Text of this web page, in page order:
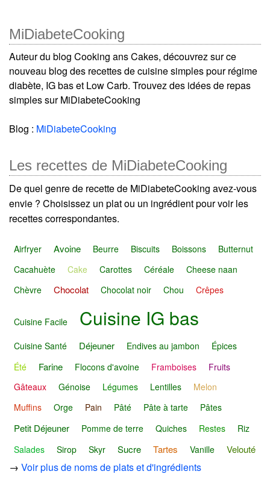
MiDiabeteCooking
Auteur du blog Cooking ans Cakes, découvrez sur ce
nouveau blog des recettes de cuisine simples pour régime
diabète, IG bas et Low Carb. Trouvez des idées de repas
simples sur MiDiabeteCooking
Blog : MiDiabeteCooking
Les recettes de MiDiabeteCooking
De quel genre de recette de MiDiabeteCooking avez-vous
envie ? Choisissez un plat ou un ingrédient pour voir les
recettes correspondantes.
Airfryer Avoine Beurre Biscuits Boissons
Butternut
Cacahuète
Cake Carottes Céréale
Cheese naan
Chèvre
Chocolat Chocolat noir Chou Crêpes
Cuisine Facile Cuisine IG bas
Cuisine Santé Déjeuner Endives au jambon
Épices
Été
Farine Flocons d'avoine Framboises
Fruits
Gâteaux
Génoise Légumes Lentilles
Melon
Muffins
Orge Pain Pâté Pâte à tarte Pâtes
Petit Déjeuner Pomme de terre Quiches Restes
Riz
Salades
Sirop Skyr Sucre Tartes Vanille Velouté
→ Voir plus de noms de plats et d'ingrédients